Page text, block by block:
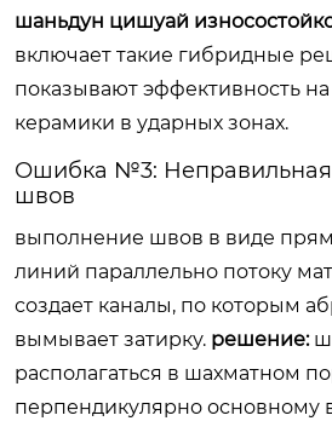
шаньдун цишуай
включает такие гибридные
показывают эффективность
керамики в ударных зонах.
Ошибка №3: Неправильная
швов
выполнение швов в виде
линий параллельно потоку
создает каналы, по которым
вымывает затирку. решение:
располагаться в шахматном
перпендикулярно основному